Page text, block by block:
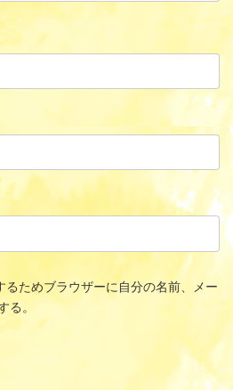
るためブラウザーに自分の名前、メー
る。